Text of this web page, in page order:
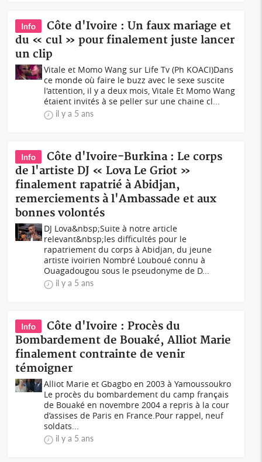
Info
Côte d'Ivoire : Un faux mariage et
du « cul » pour finalement juste lancer
un clip
Vitale et Momo Wang sur Life Tv (Ph KOACI)Dans
ce monde où faire le buzz avec le sexe suscite
l'attention, il y a deux mois, Vitale Et Momo Wang
étaient invités à se peller sur une chaine cl...
il y a 5 ans
Info
Côte d'Ivoire-Burkina : Le corps
de l'artiste DJ « Lova Le Griot »
finalement rapatrié à Abidjan,
remerciements à l'Ambassade et aux
bonnes volontés
DJ Lova&nbsp;Suite à notre article
relevant&nbsp;les difficultés pour le
rapatriement du corps à Abidjan, du jeune
artiste ivoirien Nombré Louboué connu à
Ouagadougou sous le pseudonyme de D...
il y a 5 ans
Info
Côte d'Ivoire : Procès du
Bombardement de Bouaké, Alliot Marie
finalement contrainte de venir
témoigner
Alliot Marie et Gbagbo en 2003 à Yamoussoukro
Le procès du bombardement du camp français
de Bouaké en novembre 2004 a repris à la cour
d’assises de Paris en France.Pour rappel, neuf
soldats...
il y a 5 ans